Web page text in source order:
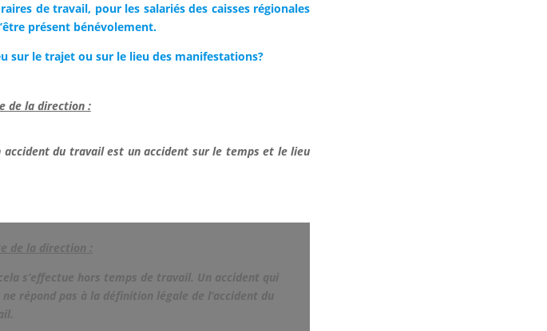
de travail, pour les salariés des caisses régionales
présent bénévolement.
sur le trajet ou sur le lieu des manifestations?
de la direction :
accident du travail est un accident sur le temps et le lieu
de la direction :
s’effectue hors temps de travail. Un accident qui
répond pas à la définition légale de l’accident du